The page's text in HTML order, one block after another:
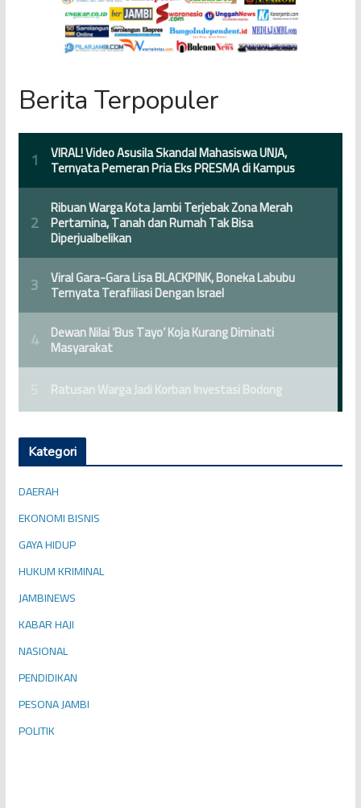
Berita Terpopuler
Kategori
DAERAH
EKONOMI BISNIS
GAYA HIDUP
HUKUM KRIMINAL
JAMBINEWS
KABAR HAJI
NASIONAL
PENDIDIKAN
PESONA JAMBI
POLITIK